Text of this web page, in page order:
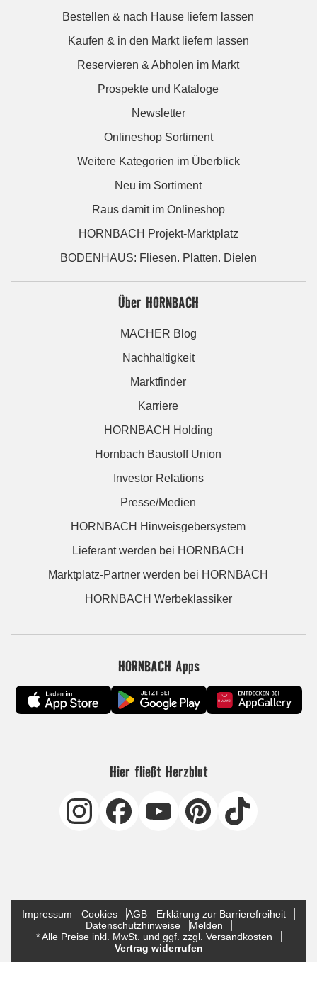
Bestellen & nach Hause liefern lassen
Kaufen & in den Markt liefern lassen
Reservieren & Abholen im Markt
Prospekte und Kataloge
Newsletter
Onlineshop Sortiment
Weitere Kategorien im Überblick
Neu im Sortiment
Raus damit im Onlineshop
HORNBACH Projekt-Marktplatz
BODENHAUS: Fliesen. Platten. Dielen
Über HORNBACH
MACHER Blog
Nachhaltigkeit
Marktfinder
Karriere
HORNBACH Holding
Hornbach Baustoff Union
Investor Relations
Presse/Medien
HORNBACH Hinweisgebersystem
Lieferant werden bei HORNBACH
Marktplatz-Partner werden bei HORNBACH
HORNBACH Werbeklassiker
HORNBACH Apps
Hier fließt Herzblut
Impressum Cookies AGB
Erklärung zur Barrierefreiheit
Datenschutzhinweise
Melden
* Alle Preise inkl. MwSt. und ggf. zzgl. Versandkosten
Vertrag widerrufen